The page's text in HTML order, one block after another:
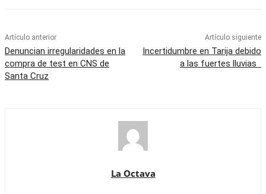
Artículo anterior
Denuncian irregularidades en la
compra de test en CNS de
Santa Cruz
Artículo siguiente
Incertidumbre en Tarija debido
a las fuertes lluvias
La Octava